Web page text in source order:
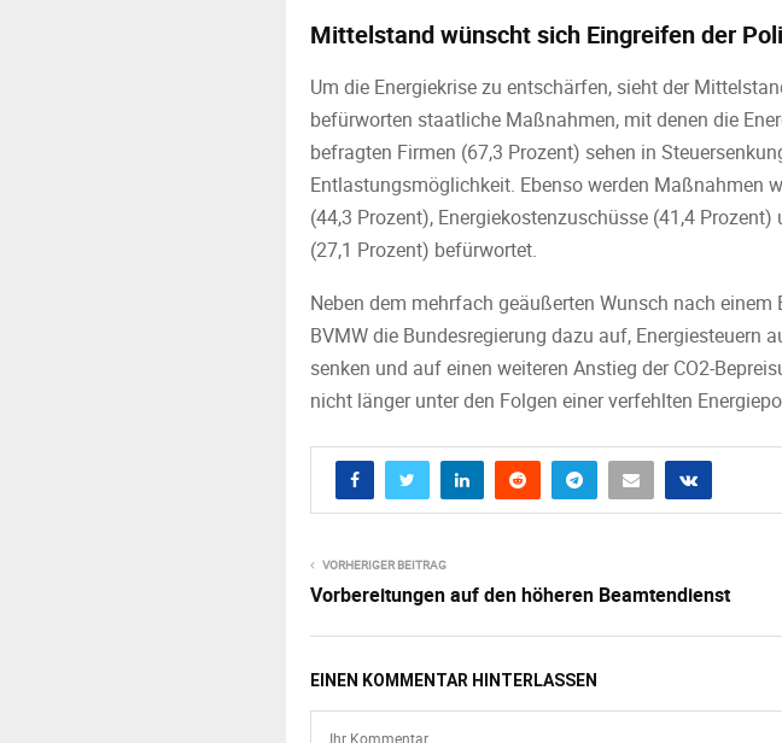
Mittelstand wünscht sich Eingreifen der
Um die Energiekrise zu entschärfen, sieht der
befürworten staatliche Maßnahmen, mit denen die
befragten Firmen (67,3 Prozent) sehen in
Entlastungsmöglichkeit. Ebenso werden Maßnahmen
(44,3 Prozent), Energiekostenzuschüsse (41,4
(27,1 Prozent) befürwortet.
Neben dem mehrfach geäußerten Wunsch nach
BVMW die Bundesregierung dazu auf, Energiesteuern
senken und auf einen weiteren Anstieg der CO2-
nicht länger unter den Folgen einer verfehlten
VORHERIGER BEITRAG
Vorbereitungen auf den höheren Beamtendienst
EINEN KOMMENTAR HINTERLASSEN